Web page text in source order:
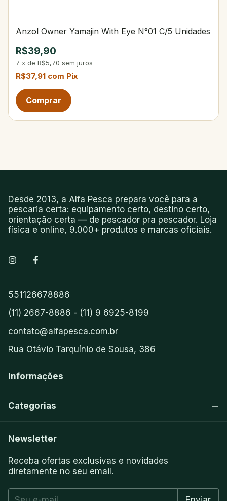
Anzol Owner Yamajin With Eye N°01 C/5 Unidades
R$39,90
7 x de R$5,70 sem juros
R$37,91 com Pix
Desde 2013, a Alfa Pesca prepara você para a
pescaria certa: equipamento certo, destino certo,
orientação certa — de pescador pra pescador. Loja
física e online, 9.000+ produtos e marcas oficiais.
551126678886
(11) 2667-8886 - (11) 9 6925-8199
contato@alfapesca.com.br
Rua Otávio Tarquínio de Sousa, 386
Informações
Categorias
Newsletter
Receba ofertas exclusivas e novidades
diretamente no seu email.